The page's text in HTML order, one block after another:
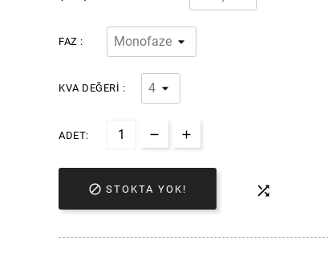
FAZ :
KVA DEĞERI :
ADET:
 STOKTA YOK! 